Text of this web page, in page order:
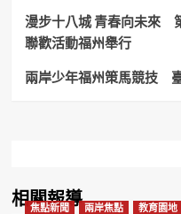
回
家！
漫步十八城 青春向未來
聯歡活動福州舉行
兩岸少年福州策馬競技
相關報導
焦點新聞 兩岸焦點 教育園地